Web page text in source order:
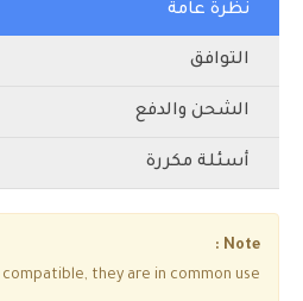
نظرة عامة
التوافق
الشحن والدفع
أسئلة مكررة
Note :
compatible, they are in common use.